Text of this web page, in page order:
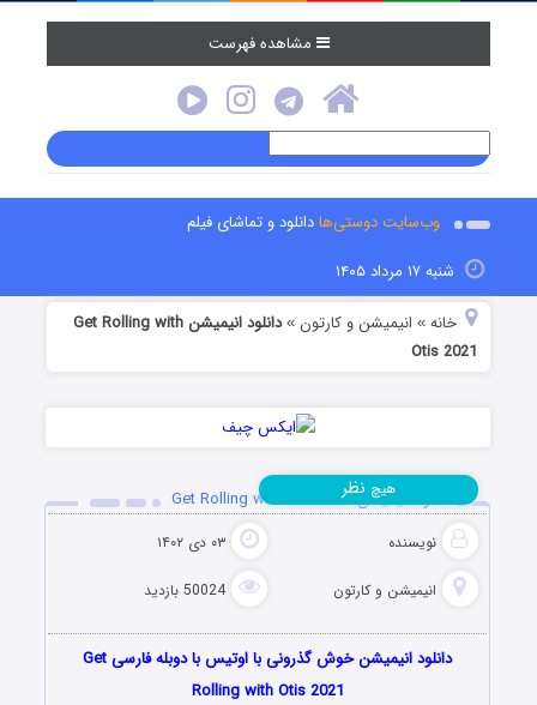
مشاهده فهرست
وب‌سایت دوستی‌هادانلود و تماشای فیلم
شنبه ۱۷ مرداد ۱۴۰۵
خانه » انیمیشن و کارتون »
دانلود انیمیشن Get Rolling with
Otis 2021
دانلود انیمیشن Get Rolling with Otis 2021
نویسنده ۰۳ دی ۱۴۰۲
انیمیشن و کارتون 50024 بازدید
هیچ نظر
دانلود انیمیشن خوش گذرونی با اوتیس با دوبله فارسی Get
Rolling with Otis 2021